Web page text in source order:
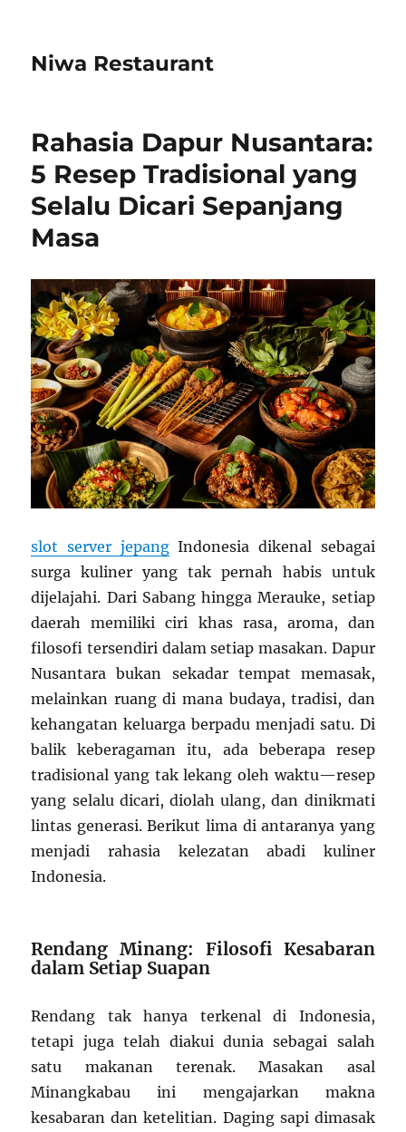
Niwa Restaurant
Rahasia Dapur Nusantara:
5 Resep Tradisional yang
Selalu Dicari Sepanjang
Masa
slot server jepangIndonesia dikenal sebagai
surga kuliner yang tak pernah habis untuk
dijelajahi. Dari Sabang hingga Merauke, setiap
daerah memiliki ciri khas rasa, aroma, dan
filosofi tersendiri dalam setiap masakan. Dapur
Nusantara bukan sekadar tempat memasak,
melainkan ruang di mana budaya, tradisi, dan
kehangatan keluarga berpadu menjadi satu. Di
balik keberagaman itu, ada beberapa resep
tradisional yang tak lekang oleh waktu—resep
yang selalu dicari, diolah ulang, dan dinikmati
lintas generasi. Berikut lima di antaranya yang
menjadi rahasia kelezatan abadi kuliner
Indonesia.
Rendang Minang: Filosofi Kesabaran
dalam Setiap Suapan
Rendang tak hanya terkenal di Indonesia,
tetapi juga telah diakui dunia sebagai salah
satu makanan terenak. Masakan asal
Minangkabau ini mengajarkan makna
kesabaran dan ketelitian. Daging sapi dimasak